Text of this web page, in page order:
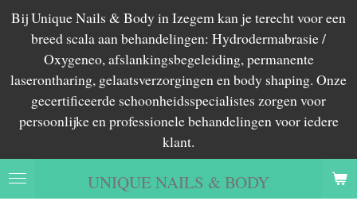
Ga
direct
de
hoofdinhoud
UNIQUE NAILS & BODY
Bij Unique Nails & Body in Izegem kan je terecht voor een
breed scala aan behandelingen: Hydrodermabrasie /
Oxygeneo, afslankingsbegeleiding, permanente
laserontharing, gelaatsverzorgingen en body shaping. Onze
gecertificeerde schoonheidsspecialistes zorgen voor
persoonlijke en professionele behandelingen voor iedere
klant.